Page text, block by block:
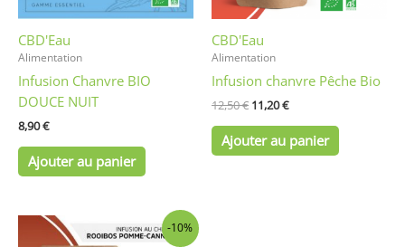
CBD'Eau
Alimentation
Infusion Chanvre BIO
DOUCE NUIT
8,90€
Ajouter au panier
CBD'Eau
Alimentation
Infusion chanvre Pêche Bio
12,50€ 11,20€
Ajouter au panier
-10%
Le
prix
prix